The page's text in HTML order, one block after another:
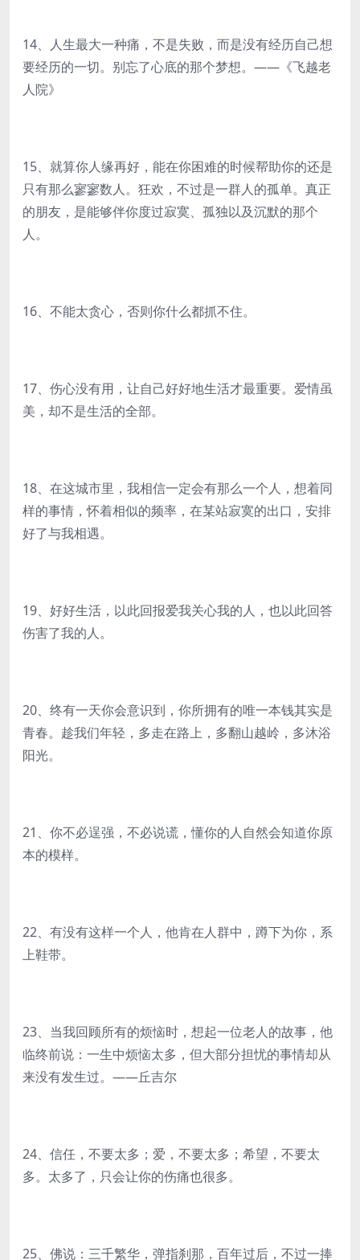
14、人生最大一种痛，不是失败，而是没有经历自己想
要经历的一切。别忘了心底的那个梦想。——《飞越老
人院》
15、就算你人缘再好，能在你困难的时候帮助你的还是
只有那么寥寥数人。狂欢，不过是一群人的孤单。真正
的朋友，是能够伴你度过寂寞、孤独以及沉默的那个
人。
16、不能太贪心，否则你什么都抓不住。
17、伤心没有用，让自己好好地生活才最重要。爱情虽
美，却不是生活的全部。
18、在这城市里，我相信一定会有那么一个人，想着同
样的事情，怀着相似的频率，在某站寂寞的出口，安排
好了与我相遇。
19、好好生活，以此回报爱我关心我的人，也以此回答
伤害了我的人。
20、终有一天你会意识到，你所拥有的唯一本钱其实是
青春。趁我们年轻，多走在路上，多翻山越岭，多沐浴
阳光。
21、你不必逞强，不必说谎，懂你的人自然会知道你原
本的模样。
22、有没有这样一个人，他肯在人群中，蹲下为你，系
上鞋带。
23、当我回顾所有的烦恼时，想起一位老人的故事，他
临终前说：一生中烦恼太多，但大部分担忧的事情却从
来没有发生过。——丘吉尔
24、信任，不要太多；爱，不要太多；希望，不要太
多。太多了，只会让你的伤痛也很多。
25、佛说：三千繁华，弹指刹那，百年过后，不过一捧